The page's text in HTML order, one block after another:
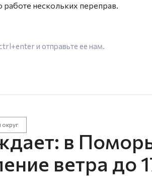
нескольких переправ.
и отправьте ее нам.
в
ветра до